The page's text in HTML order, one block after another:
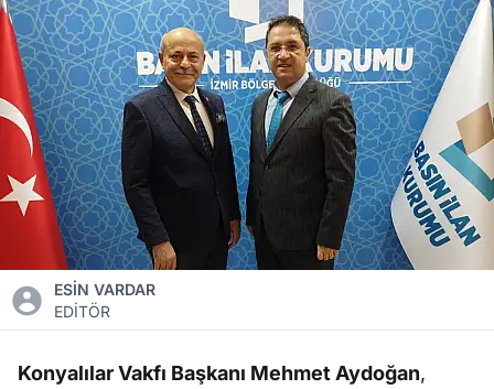
ESİN VARDAR
EDİTÖR
Konyalılar Vakfı Başkanı Mehmet Aydoğan,